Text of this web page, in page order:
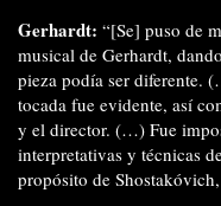
Gerhardt: “[Se] puso de
musical de Gerhardt,
pieza podía ser diferente.
tocada fue evidente, así
y el director. (…) Fue
interpretativas y técnicas
propósito de